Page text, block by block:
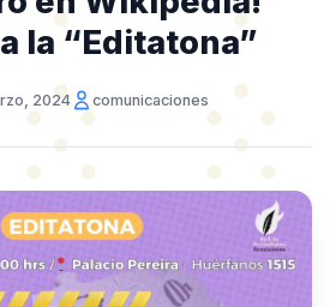
la “Editatona”
2024 comunicaciones